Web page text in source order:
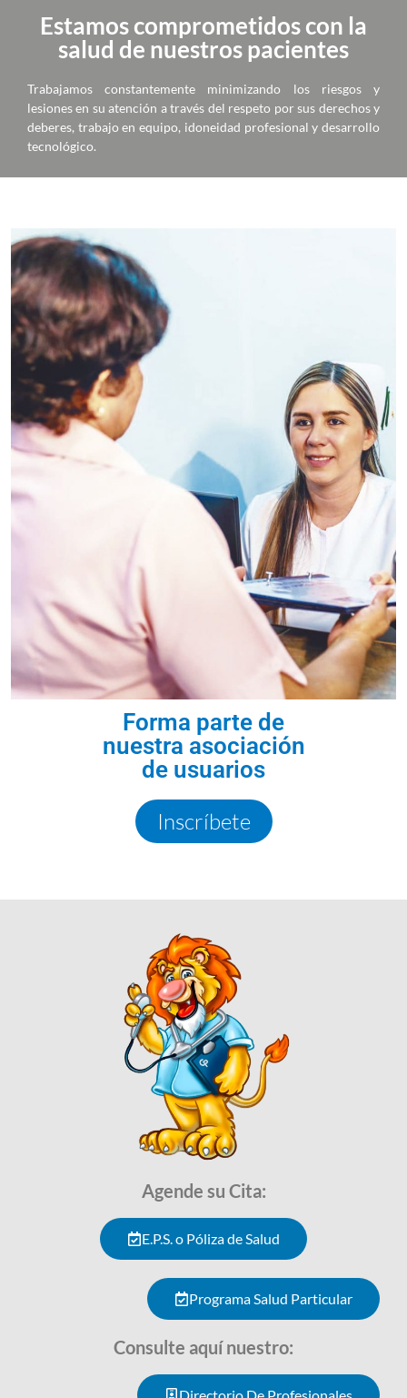
Estamos comprometidos con la
salud de nuestros pacientes
Trabajamos constantemente minimizando los riesgos y
lesiones en su atención a través del respeto por sus derechos y
deberes, trabajo en equipo, idoneidad profesional y desarrollo
tecnológico.
Forma parte de
nuestra asociación
de usuarios
Inscríbete
Agende su Cita:
E.P.S. o Póliza de Salud
Programa Salud Particular
Consulte aquí nuestro: